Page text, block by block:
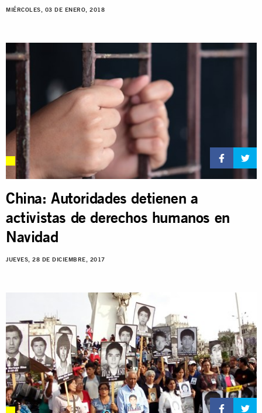
MIÉRCOLES, 03 DE ENERO, 2018
China: Autoridades detienen a
activistas de derechos humanos en
Navidad
JUEVES, 28 DE DICIEMBRE, 2017